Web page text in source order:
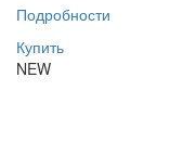
Подробности
Купить
NEW